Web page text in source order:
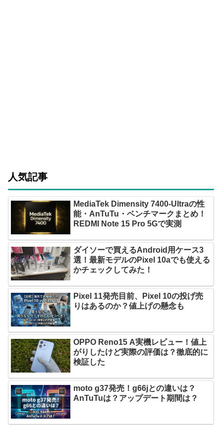
人気記事
MediaTek Dimensity 7400-Ultraの性
能・AnTuTu・ベンチマークまとめ！
REDMI Note 15 Pro 5Gで実測
ダイソーで買えるAndroid用ケース3
選！最新モデルのPixel 10aでも使える
かチェックしてみた！
Pixel 11発売目前、Pixel 10の投げ売
りはあるのか？値上げの懸念も
OPPO Reno15 A実機レビュー！値上
がりしたけど実際の評価は？徹底的に
検証した
moto g37発売！g66jとの違いは？
AnTuTuは？アップデート期間は？